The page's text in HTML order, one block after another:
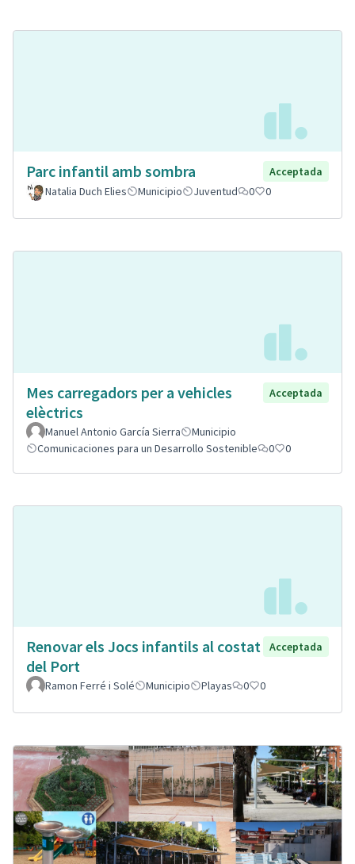
Parc infantil amb sombra
Acceptada
Natalia Duch Elies
Municipio Juventud 0 0
Mes carregadors per a vehicles
elèctrics
Acceptada
Manuel Antonio García Sierra
Municipio
Comunicaciones para un Desarrollo Sostenible
0 0
Renovar els Jocs infantils al costat
del Port
Acceptada
Ramon Ferré i Solé Municipio Playas 0 0